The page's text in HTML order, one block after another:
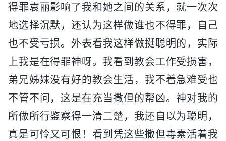
得罪袁丽影响了我和她之间的关系，就一次次
地选择沉默，还认为这样做谁也不得罪，自己
也不受亏损。外表看我这样做挺聪明的，实际
上我是在得罪神呀。我看到教会工作受损害，
弟兄姊妹没有好的教会生活，我不着急难受也
不管不问，这是在充当撒但的帮凶。神对我的
所做所行鉴察得一清二楚，我还自以为聪明，
真是可怜又可恨！看到凭这些撒但毒素活着我